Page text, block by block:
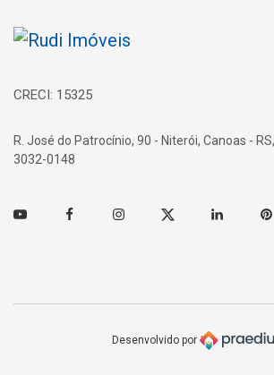
Página inicial
CRECI: 15325
R. José do Patrocínio, 90 - Niterói, Canoas -
3032-0148
Youtube FacebookInstagramTwitter Linkedin
Desenvolvido por